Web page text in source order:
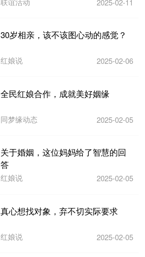
2025-02-11
30岁相亲，该不该图心动的感觉？
红娘说 2025-02-06
全民红娘合作，成就美好姻缘
同梦缘动态 2025-02-05
关于婚姻，这位妈妈给了智慧的回
答
红娘说 2025-02-05
真心想找对象，弃不切实际要求
红娘说 2025-02-05